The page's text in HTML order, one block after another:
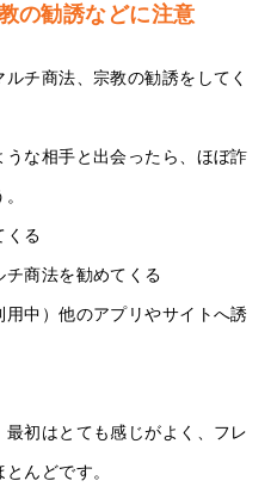
の勧誘などに注意
チ商法、宗教の勧誘をしてく
な相手と出会ったら、ほぼ詐
くる
チ商法を勧めてくる
用中）他のアプリやサイトへ誘
初はとても感じがよく、フレ
んどです。